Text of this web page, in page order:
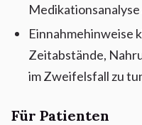
Einnahmehinweise
Zeitabstände,
im Zweifelsfall zu
Für Patienten